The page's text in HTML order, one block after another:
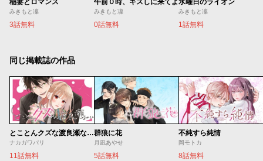
みきもと凜
3話無料
みきもと凜
0話無料
みきもと凜
1話無料
同じ掲載誌の作品
とことんクズな渡良瀬なのに
ナカガワパリ
11話無料
群狼に花
月凪あやせ
5話無料
不純すら純情
岡モトカ
8話無料